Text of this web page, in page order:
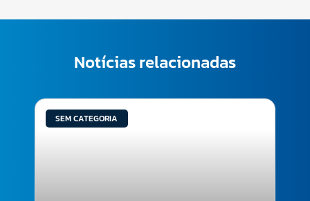
Notícias relacionadas
SEM CATEGORIA